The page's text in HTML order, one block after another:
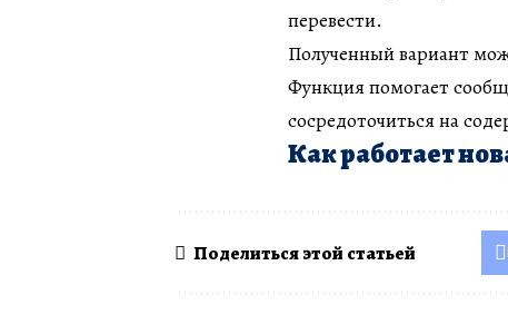
перевести.
Полученный вариант
Функция помогает
сосредоточиться на
Как работает
Поделиться этой статьей